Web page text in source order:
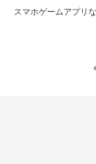
スマホゲームアプリ